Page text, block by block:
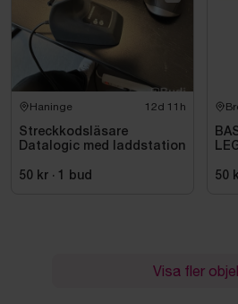
Haninge 12d 11h
Streckkodsläsare
Datalogic med laddstation
50 kr · bud
50
Visa fler